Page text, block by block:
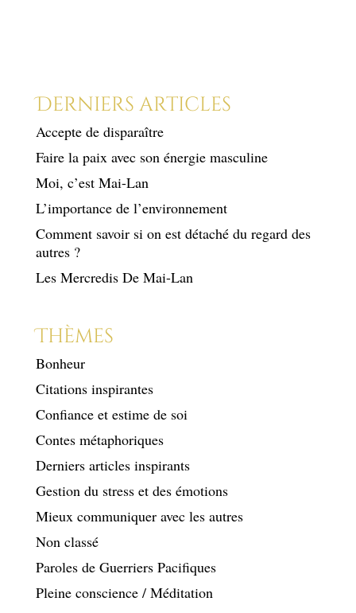
Derniers articles
Accepte de disparaître
Faire la paix avec son énergie masculine
Moi, c’est Mai-Lan
L’importance de l’environnement
Comment savoir si on est détaché du regard des
autres ?
Les Mercredis De Mai-Lan
Thèmes
Bonheur
Citations inspirantes
Confiance et estime de soi
Contes métaphoriques
Derniers articles inspirants
Gestion du stress et des émotions
Mieux communiquer avec les autres
Non classé
Paroles de Guerriers Pacifiques
Pleine conscience / Méditation